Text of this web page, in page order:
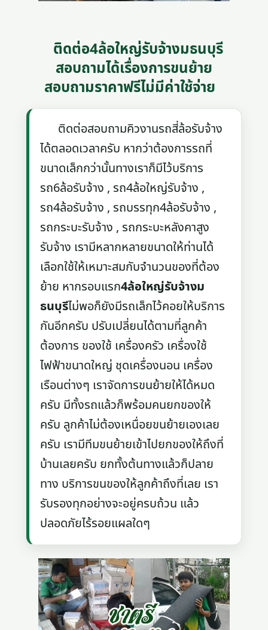
ติดต่อ4ล้อใหญ่รับจ้างมธนบุรี
สอบถามได้เรื่องการขนย้าย
สอบถามราคาฟรีไม่มีค่าใช้จ่าย
ติดต่อสอบถามคิวงานรถสี่ล้อรับจ้าง
ได้ตลอดเวลาครับ หากว่าต้องการรถที่
ขนาดเล็กกว่านั้นทางเราก็มีไว้บริการ
รถ6ล้อรับจ้าง , รถ4ล้อใหญ่รับจ้าง ,
รถ4ล้อรับจ้าง , รถบรรทุก4ล้อรับจ้าง ,
รถกระบะรับจ้าง , รถกระบะหลังคาสูง
รับจ้าง เรามีหลากหลายขนาดให้ท่านได้
เลือกใช้ให้เหมาะสมกับจำนวนของที่ต้อง
ย้าย หากรอบแรก4ล้อใหญ่รับจ้างม
ธนบุรีไม่พอก็ยังมีรถเล็กไว้คอยให้บริการ
กันอีกครับ ปรับเปลี่ยนได้ตามที่ลูกค้า
ต้องการ ของใช้ เครื่องครัว เครื่องใช้
ไฟฟ้าขนาดใหญ่ ชุดเครื่องนอน เครื่อง
เรือนต่างๆ เราจัดการขนย้ายให้ได้หมด
ครับ มีทั้งรถแล้วก็พร้อมคนยกของให้
ครับ ลูกค้าไม่ต้องเหนื่อยขนย้ายเองเลย
ครับ เรามีทีมขนย้ายเข้าไปยกของให้ถึงที่
บ้านเลยครับ ยกทั้งต้นทางแล้วก็ปลาย
ทาง บริการขนของให้ลูกค้าถึงที่เลย เรา
รับรองทุกอย่างจะอยู่ครบถ้วน แล้ว
ปลอดภัยไร้รอยแผลใดๆ